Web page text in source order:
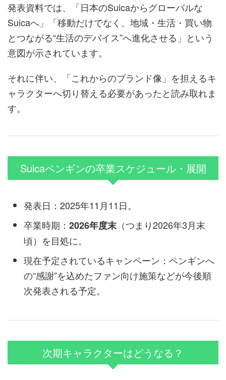
発表資料では、「日本のSuicaからグローバルな
Suicaへ」「移動だけでなく、地域・生活・買い物
とつながる“生活のデバイス”へ進化させる」という
意図が示されています。
それに伴い、「これからのブランド像」を担えるキ
ャラクターへ切り替える必要があったと読み取れま
す。
Suicaペンギンの卒業スケジュール・展開
発表日：2025年11月11日。
卒業時期： 2026年度末 （つまり2026年3月末
頃）を目処に。
現在予定されているキャンペーン：ペンギンへ
の“感謝”を込めたファン向け施策などが今後順
次発表される予定。
次期キャラクターはどうなる？